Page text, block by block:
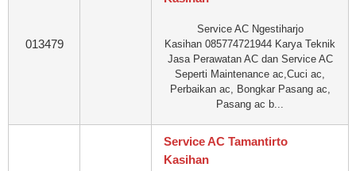
013479
Service AC Ngestiharjo
Kasihan 085774721944 Karya Teknik
Jasa Perawatan AC dan Service AC
Seperti Maintenance ac,Cuci ac,
Perbaikan ac, Bongkar Pasang ac,
Pasang ac b...
Service AC Tamantirto
Kasihan